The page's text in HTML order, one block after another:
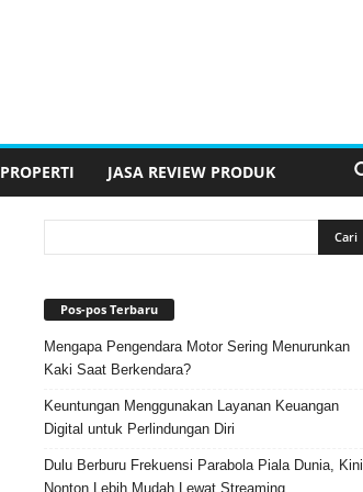
PROPERTI JASA REVIEW PRODUK
Pos-pos Terbaru
Mengapa Pengendara Motor Sering Menurunkan
Kaki Saat Berkendara?
Keuntungan Menggunakan Layanan Keuangan
Digital untuk Perlindungan Diri
Dulu Berburu Frekuensi Parabola Piala Dunia, Kini
Nonton Lebih Mudah Lewat Streaming